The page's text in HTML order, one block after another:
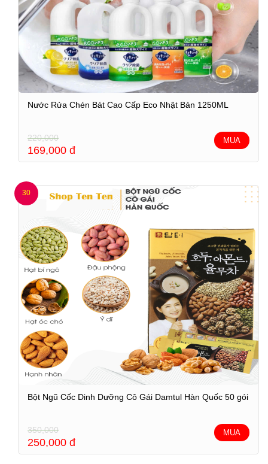
Nước Rửa Chén Bát Cao Cấp Eco Nhật Bản 1250ML
220,000
169,000 đ
MUA
30
Bột Ngũ Cốc Dinh Dưỡng Cô Gái Damtul Hàn Quốc 50 gói
350,000
250,000 đ
MUA